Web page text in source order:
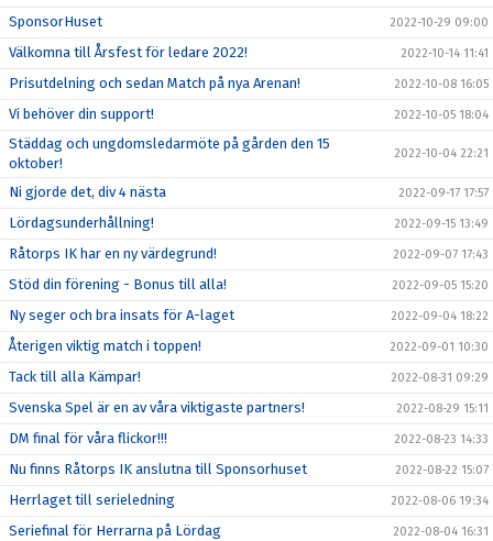
SponsorHuset 2022-10-29 09:00
Välkomna till Årsfest för ledare 2022! 2022-10-14 11:41
Prisutdelning och sedan Match på nya Arenan! 2022-10-08 16:05
Vi behöver din support! 2022-10-05 18:04
Städdag och ungdomsledarmöte på gården den 15
oktober!
2022-10-04 22:21
Ni gjorde det, div 4 nästa 2022-09-17 17:57
Lördagsunderhållning! 2022-09-15 13:49
Råtorps IK har en ny värdegrund! 2022-09-07 17:43
Stöd din förening - Bonus till alla! 2022-09-05 15:20
Ny seger och bra insats för A-laget 2022-09-04 18:22
Återigen viktig match i toppen! 2022-09-01 10:30
Tack till alla Kämpar! 2022-08-31 09:29
Svenska Spel är en av våra viktigaste partners! 2022-08-29 15:11
DM final för våra flickor!!! 2022-08-23 14:33
Nu finns Råtorps IK anslutna till Sponsorhuset 2022-08-22 15:07
Herrlaget till serieledning 2022-08-06 19:34
Seriefinal för Herrarna på Lördag 2022-08-04 16:31